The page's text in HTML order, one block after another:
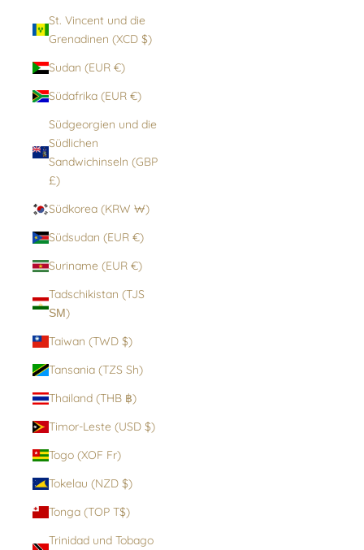
St. Vincent und die
Grenadinen (XCD $)
Sudan (EUR €)
Südafrika (EUR €)
Südgeorgien und die
Südlichen
Sandwichinseln (GBP
£)
Südkorea (KRW ₩)
Südsudan (EUR €)
Suriname (EUR €)
Tadschikistan (TJS
ЅМ)
Taiwan (TWD $)
Tansania (TZS Sh)
Thailand (THB ฿)
Timor-Leste (USD $)
Togo (XOF Fr)
Tokelau (NZD $)
Tonga (TOP T$)
Trinidad und Tobago